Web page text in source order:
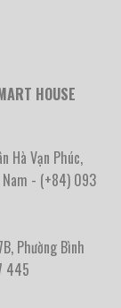
HOUSE
Hà Vạn Phúc,
Nam - (+84) 093
Phường Bình
445